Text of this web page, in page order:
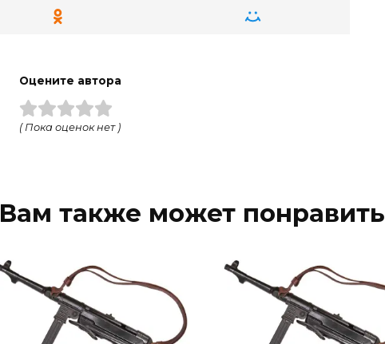
Оцените автора
( Пока оценок нет )
Вам также может